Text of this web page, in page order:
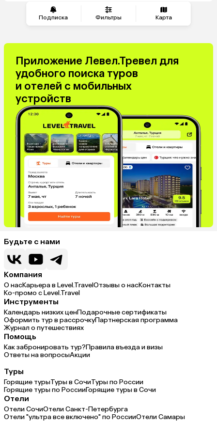
Подписка Фильтры Карта
Приложение Левел.Тревел для
удобного поиска туров
и отелей с мобильных
устройств
Будьте с нами
Компания
О насКарьера в Level.TravelОтзывы о насКонтакты
Ко-промо с Level.Travel
Инструменты
Календарь низких ценПодарочные сертификаты
Оформить тур в рассрочкуПартнерская программа
Журнал о путешествиях
Помощь
Как забронировать тур?Правила въезда и визы
Ответы на вопросыАкции
Туры
Горящие турыТуры в СочиТуры по России
Горящие туры по РоссииГорящие туры в Сочи
Отели
Отели СочиОтели Санкт-Петербурга
Отели "ультра все включено" по РоссииОтели Самары